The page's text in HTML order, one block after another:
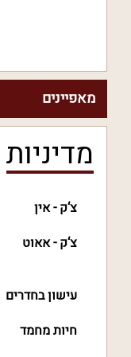
מאפיינים
מדיניות
צ‘ק - אין
צ‘ק - אאוט
עישון בחדרים
חיות מחמד